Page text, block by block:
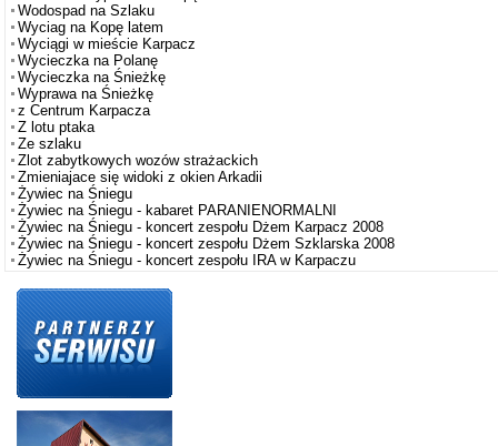
Wodospad na Szlaku
Wyciag na Kopę latem
Wyciągi w mieście Karpacz
Wycieczka na Polanę
Wycieczka na Śnieżkę
Wyprawa na Śnieżkę
z Centrum Karpacza
Z lotu ptaka
Ze szlaku
Zlot zabytkowych wozów strażackich
Zmieniajace się widoki z okien Arkadii
Żywiec na Śniegu
Żywiec na Śniegu - kabaret PARANIENORMALNI
Żywiec na Śniegu - koncert zespołu Dżem Karpacz 2008
Żywiec na Śniegu - koncert zespołu Dżem Szklarska 2008
Żywiec na Śniegu - koncert zespołu IRA w Karpaczu